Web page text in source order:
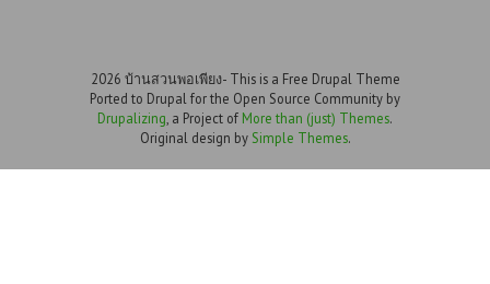
2026 บ้านสวนพอเพียง- This is a Free Drupal Theme
Ported to Drupal for the Open Source Community by
Drupalizing , a Project of More than (just) Themes.
Original design by Simple Themes.